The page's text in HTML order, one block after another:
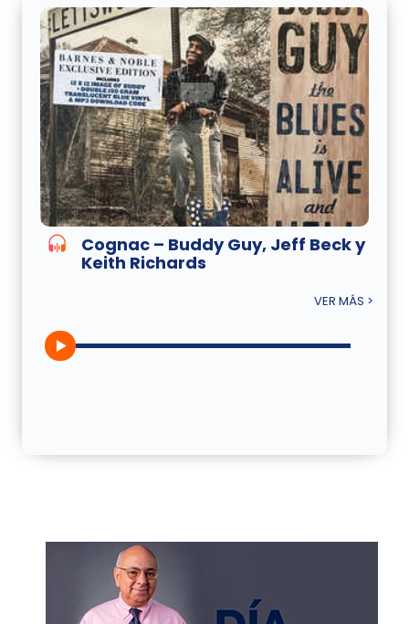
Cognac – Buddy Guy, Jeff Beck y
Keith Richards
VER MÁS >